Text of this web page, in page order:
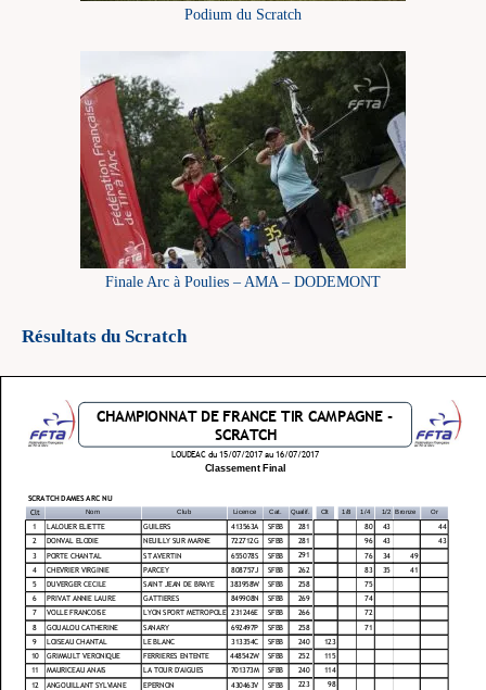
Podium du Scratch
Finale Arc à Poulies – AMA – DODEMONT
Résultats du Scratch